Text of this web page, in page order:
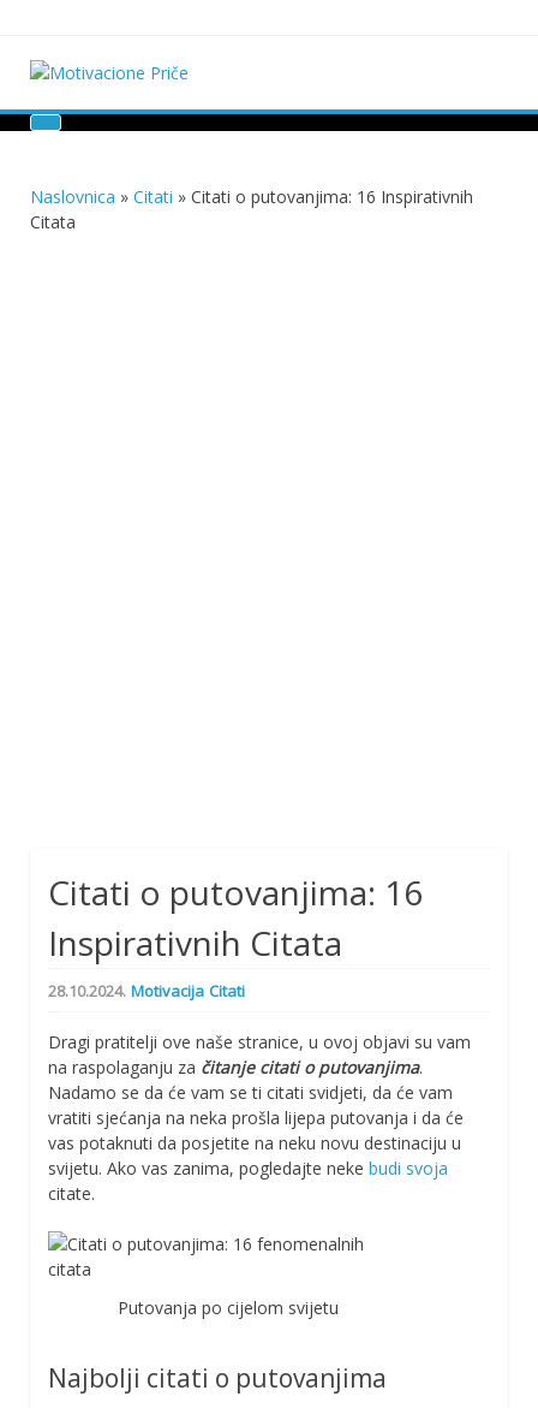
content
Motivacione Priče
Naslovnica » Citati » Citati o putovanjima: 16 Inspirativnih
Citata
Citati o putovanjima: 16
Inspirativnih Citata
28.10.2024. Motivacija Citati
Dragi pratitelji ove naše stranice, u ovoj objavi su vam
na raspolaganju za čitanje citati o putovanjima.
Nadamo se da će vam se ti citati svidjeti, da će vam
vratiti sjećanja na neka prošla lijepa putovanja i da će
vas potaknuti da posjetite na neku novu destinaciju u
svijetu. Ako vas zanima, pogledajte neke budi svoja
citate.
Putovanja po cijelom svijetu
Najbolji citati o putovanjima